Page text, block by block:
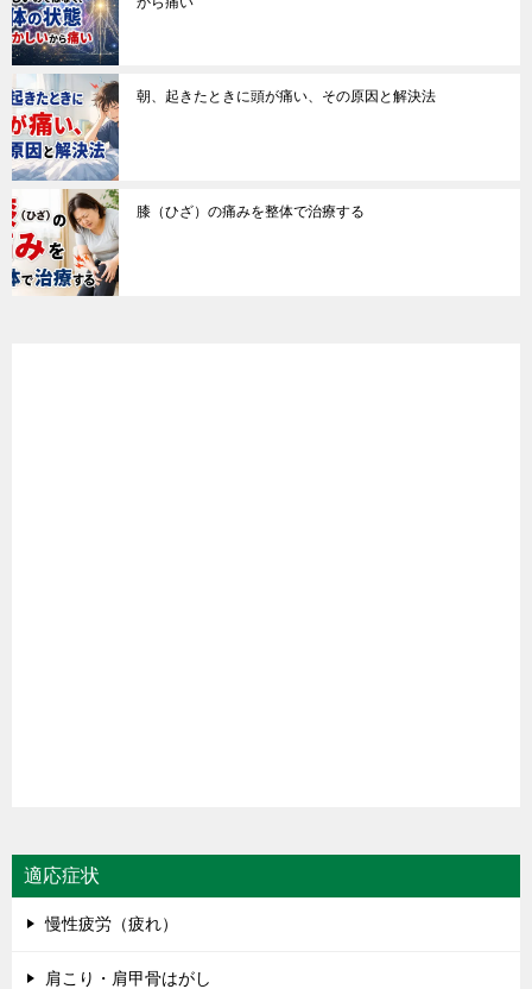
朝、起きたときに頭が痛い、その原因と解決法
膝（ひざ）の痛みを整体で治療する
適応症状
慢性疲労（疲れ）
肩こり・肩甲骨はがし